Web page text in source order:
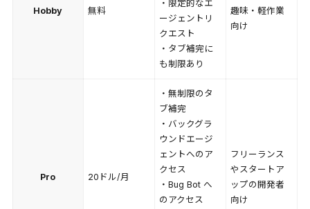
Hobby 無料
・限定的なエ
ージェントリ
クエスト
・タブ補完に
も制限あり
趣味・軽作業
向け
Pro 20ドル/月
・無制限のタ
ブ補完
・バックグラ
ウンドエージ
ェントへのア
クセス
・Bug Bot へ
のアクセス
フリーランス
やスタートア
ップの開発者
向け